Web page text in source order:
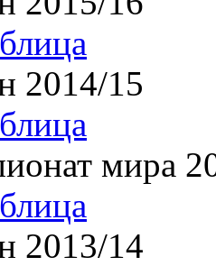
2014/15
мира
2013/14